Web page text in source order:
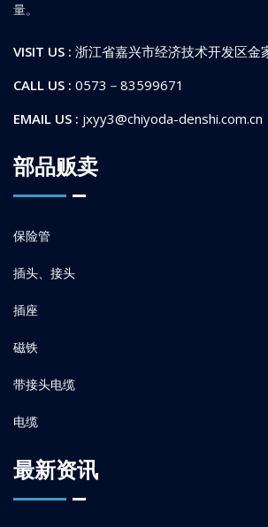
量。
VISIT US : 浙江省嘉兴市经济技术开发区金
CALL US : 0573－83599671
EMAIL US : jxyy3@chiyoda-denshi.com.cn
部品贩卖
保险管
插头、接头
插座
磁铁
带接头电缆
电缆
最新资讯